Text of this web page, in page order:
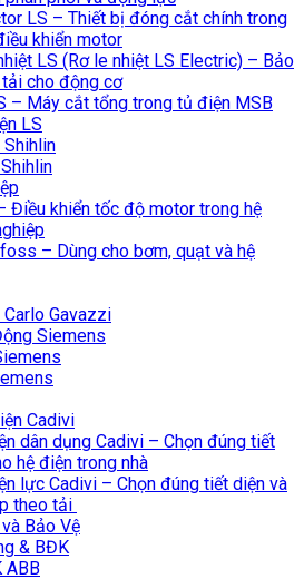
LS – Thiết bị đóng cắt chính trong
khiển motor
LS (Rơ le nhiệt LS Electric) – Bảo
tải cho động cơ
– Máy cắt tổng trong tủ điện MSB
LS
Điều khiển tốc độ motor trong hệ
– Dùng cho bơm, quạt và hệ
Gavazzi
Siemens
Cadivi
dân dụng Cadivi – Chọn đúng tiết
hệ điện trong nhà
lực Cadivi – Chọn đúng tiết diện và
theo tải
Bảo Vệ
& BĐK
ABB